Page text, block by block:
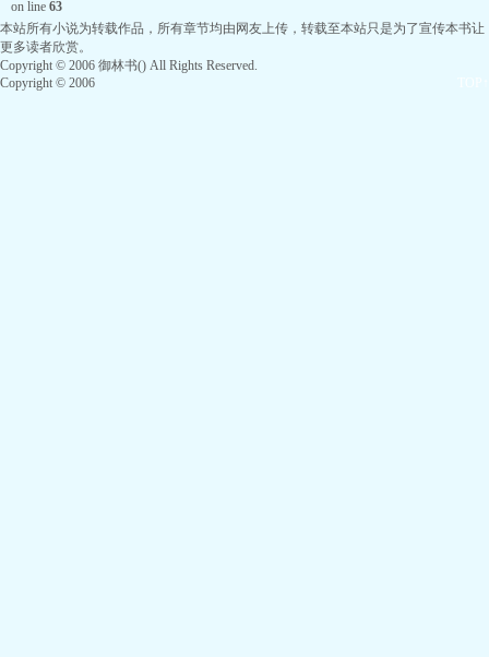
on line 63
本站所有小说为转载作品，所有章节均由网友上传，转载至本站只是为了宣传本书让
更多读者欣赏。
Copyright © 2006 御林书() All Rights Reserved.
Copyright © 2006